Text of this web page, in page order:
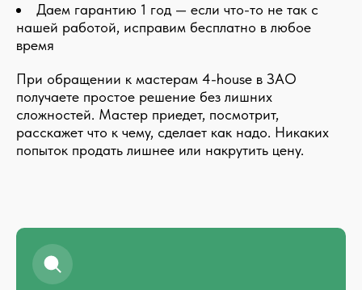
Даем гарантию 1 год — если что-то не так с
нашей работой, исправим бесплатно в любое
время
При обращении к мастерам 4-house в ЗАО
получаете простое решение без лишних
сложностей. Мастер приедет, посмотрит,
расскажет что к чему, сделает как надо. Никаких
попыток продать лишнее или накрутить цену.